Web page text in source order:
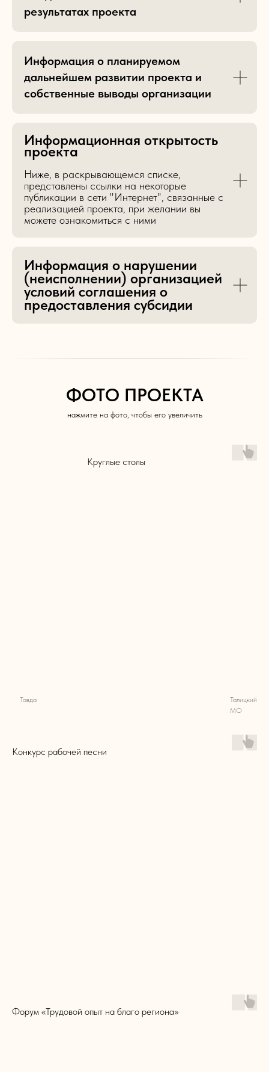
результатах проекта
Информация о планируемом
дальнейшем развитии проекта и
собственные выводы организации
Информационная открытость
проекта
Ниже, в раскрывающемся списке,
представлены ссылки на некоторые
публикации в сети "Интернет", связанные с
реализацией проекта, при желании вы
можете ознакомиться с ними
Информация о нарушении
(неисполнении) организацией
условий соглашения о
предоставления субсидии
ФОТО ПРОЕКТА
нажмите на фото, чтобы его увеличить
Круглые столы
Тавда
Талицкий
МО
Конкурс рабочей песни
Форум «Трудовой опыт на благо региона»